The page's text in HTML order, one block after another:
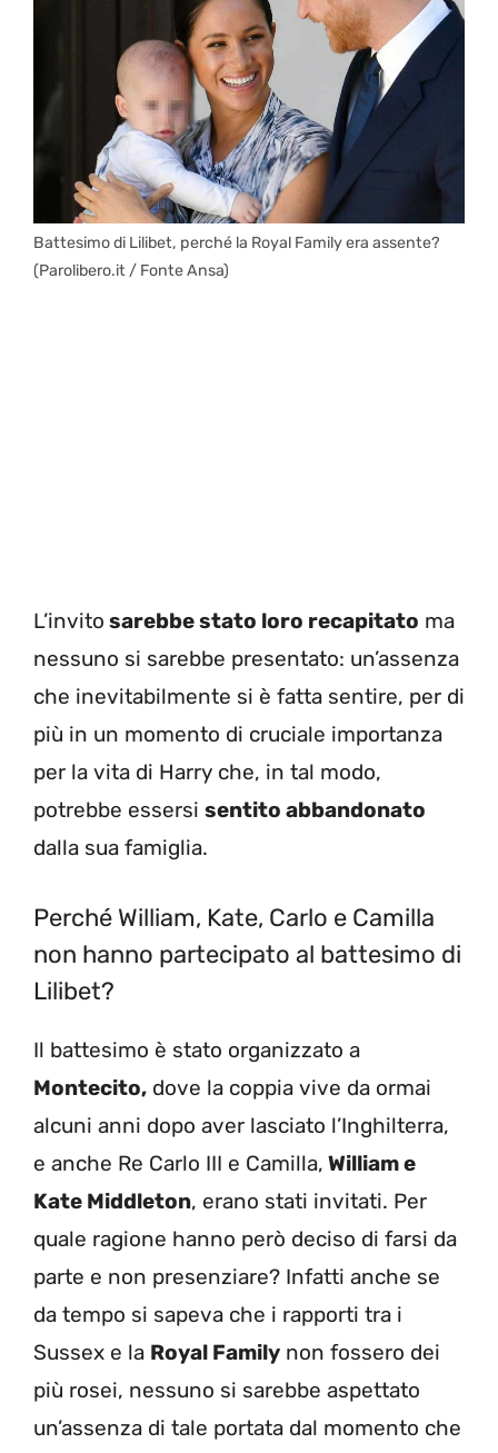
Battesimo di Lilibet, perché la Royal Family era assente?
(Parolibero.it / Fonte Ansa)
L’invito sarebbe stato loro recapitato ma
nessuno si sarebbe presentato: un’assenza
che inevitabilmente si è fatta sentire, per di
più in un momento di cruciale importanza
per la vita di Harry che, in tal modo,
potrebbe essersi sentito abbandonato
dalla sua famiglia.
Perché William, Kate, Carlo e Camilla
non hanno partecipato al battesimo di
Lilibet?
Il battesimo è stato organizzato a
Montecito, dove la coppia vive da ormai
alcuni anni dopo aver lasciato l’Inghilterra,
e anche Re Carlo III e Camilla, William e
Kate Middleton, erano stati invitati. Per
quale ragione hanno però deciso di farsi da
parte e non presenziare? Infatti anche se
da tempo si sapeva che i rapporti tra i
Sussex e la Royal Family non fossero dei
più rosei, nessuno si sarebbe aspettato
un’assenza di tale portata dal momento che